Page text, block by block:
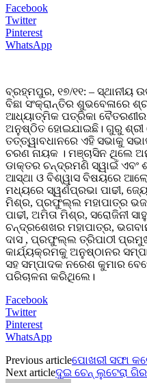
Facebook
Twitter
Pinterest
WhatsApp
ବ୍ରହ୍ମପୁର, ୧୭/୧୧: –
ବିଛା ସଂକ୍ରାନ୍ତିର ଶୁଭବେଳାରେ
ଆଧ୍ୟାତ୍ମିକ ପତ୍ରିକା
ଅନୁଷ୍ଠିତ ହୋଇଯାଇଛି। ଗୁରୁ ଶ୍ରୀ
ତତ୍ତ୍ୱାବଧାନରେ ଏହି ସଭାକୁ
ଚରଣ ନାୟକ । ମଞ୍ଚାସିନ ଥିଲେ
ଡାକ୍ତର ଚନ୍ଦ୍ରମଣି ସ୍ୱାଇଁ ଏବଂ
ଆସ୍ଥା ଓ ବିଶ୍ୱାସ ବିଷୟରେ
ମଧ୍ୟରେ ସ୍ୱର୍ଣପ୍ରଭା ପାଢୀ,
ମିଶ୍ର, ପ୍ରଫୁଲ୍ଲ ମହାପାତ୍ର
ପାଢୀ, ଅମିତା ମିଶ୍ର, ସରୋଜିନୀ
ଚନ୍ଦ୍ରଶେଖର ମହାପାତ୍ର,
ଦାସ , ପ୍ରଫୁଲ୍ଲ ତ୍ରିପାଠୀ
କାର୍ଯ୍ୟକ୍ରମକୁ ଅନୁଷ୍ଠାନର
ସହ ସମ୍ପାଦକ ନରେଶ କୁମାର
ପରିଚାଳନା କରିଥିଲେ।
Facebook
Twitter
Pinterest
WhatsApp
Previous articleପୋଖରୀ ସଫା
Next articleଦୁଇ ଚେନ୍ ଲୁଟେରା